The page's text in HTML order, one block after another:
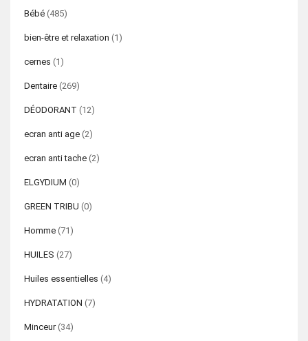
Bébé (485)
bien-être et relaxation (1)
cernes (1)
Dentaire (269)
DÉODORANT (12)
ecran anti age (2)
ecran anti tache (2)
ELGYDIUM (0)
GREEN TRIBU (0)
Homme (71)
HUILES (27)
Huiles essentielles (4)
HYDRATATION (7)
Minceur (34)